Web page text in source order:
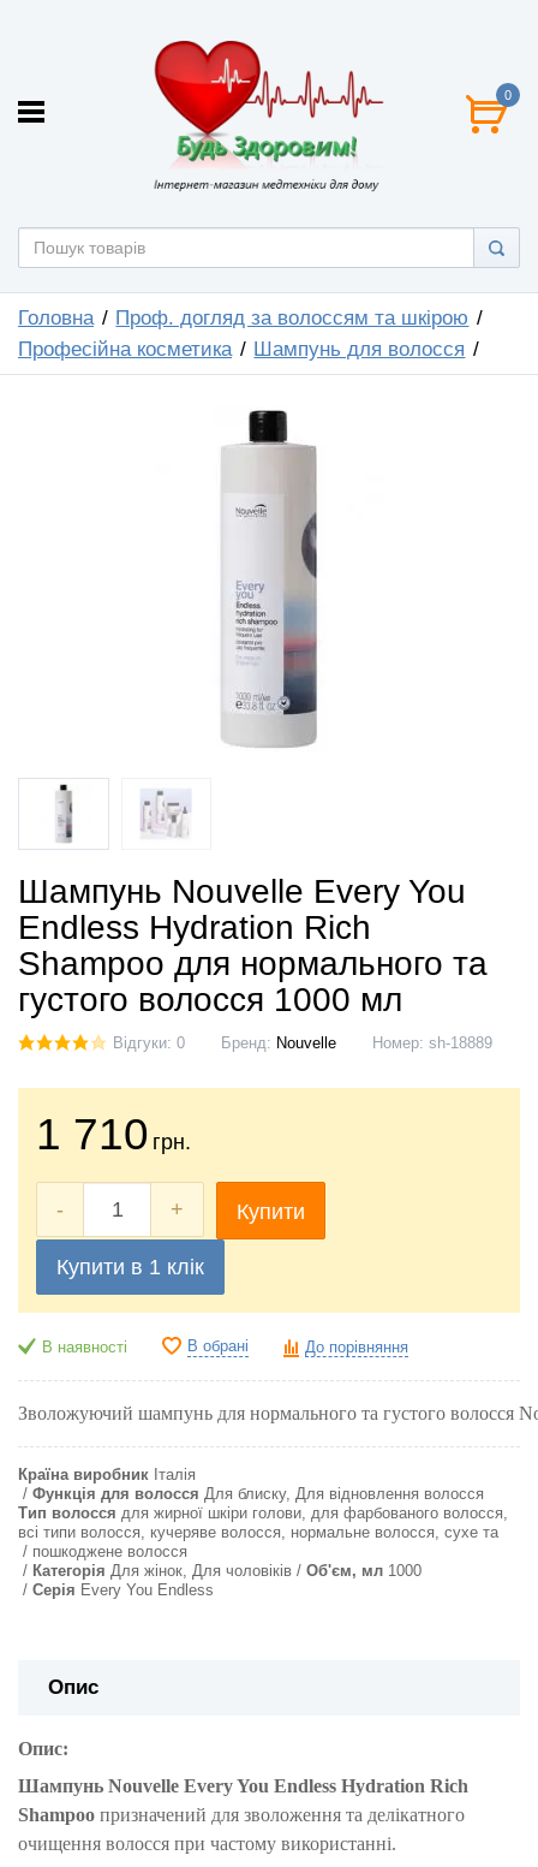
0
Головна
Проф. догляд за волоссям та шкірою
Професійна косметика
Шампунь для волосся
Шампунь Nouvelle Every You
Endless Hydration Rich
Shampoo для нормального та
густого волосся 1000 мл
Відгуки: 0 Бренд: Nouvelle Номер: sh-18889
1 710 грн.
- + Купити
Купити в 1 клік
В наявності В обрані До порівняння
Зволожуючий шампунь для нормального та густого волосся
Країна виробник Італія
Функція для волосся Для блиску, Для відновлення волосся
Тип волосся для жирної шкіри голови, для фарбованого волосся,
всі типи волосся, кучеряве волосся, нормальне волосся, сухе та
пошкоджене волосся
Категорія Для жінок, Для чоловіків Об'єм, мл 1000
Серія Every You Endless
Опис
Опис:
Шампунь Nouvelle Every You Endless Hydration Rich
Shampoo призначений для зволоження та делікатного
очищення волосся при частому використанні.